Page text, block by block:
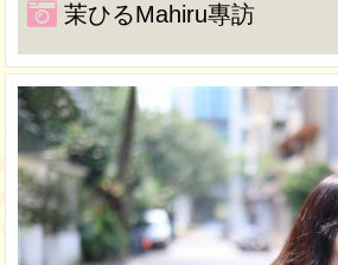
茉ひるMahiru專訪